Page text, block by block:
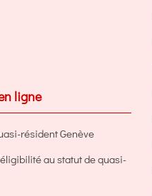
ligne
résident Genève
au statut de quasi-